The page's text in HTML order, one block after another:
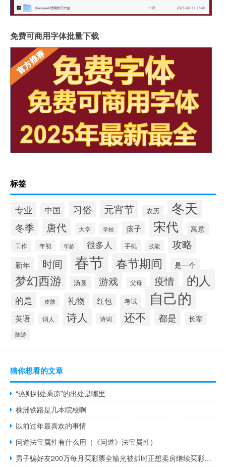
免费可商用字体批量下载
标签
专业 中国 习俗 元宵节 农历 冬天
冬季 唐代 大学 学校 孩子 宋代 寓意
工作 年初 年龄 很多人 手机 技能 攻略
新年 时间 春节 春节期间 是一个
梦幻西游 汤圆 游戏 父母 疫情 的人
的是 皮肤 礼物 红包 考试 自己的
英语 词人 诗人 诗词 还不 都是 长辈
陆游
猜你想看的文章
“热则到处乘凉”的出处是哪里
株洲铁路是几本院校啊
以前过年最喜欢的事情
问道法宝属性有什么用（《问道》法宝属性）
男子骗好友200万每月买彩票全输光被抓时正想卖房继续买彩票 到底什么情况呢